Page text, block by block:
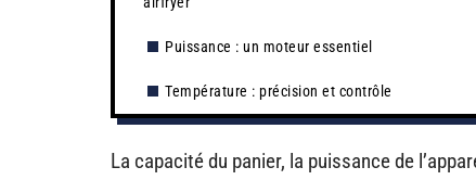
Puissance : un moteur essentiel
Température : précision et contrôle
La capacité du panier, la puissance de